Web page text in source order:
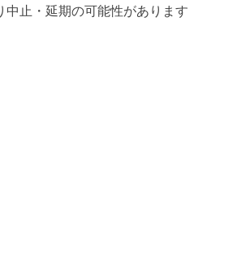
止・延期の可能性があります